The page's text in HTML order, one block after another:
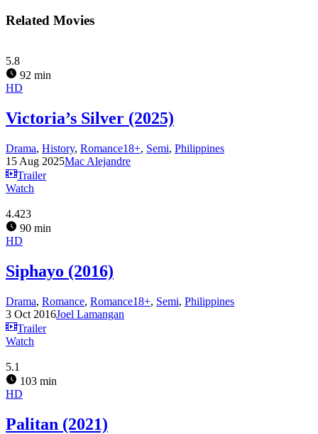
Related Movies
5.8
92 min
HD
Victoria’s Silver (2025)
Drama, History, Romance18+, Semi, Philippines
15 Aug 2025Mac Alejandre
Trailer
Watch
4.423
90 min
HD
Siphayo (2016)
Drama, Romance, Romance18+, Semi, Philippines
3 Oct 2016Joel Lamangan
Trailer
Watch
5.1
103 min
HD
Palitan (2021)